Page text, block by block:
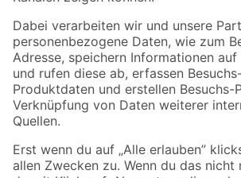
Zahlungsarten
Sicher einkaufen